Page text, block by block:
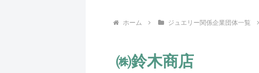
ホーム ジュエリー関係企業団体一覧
㈱鈴木商店